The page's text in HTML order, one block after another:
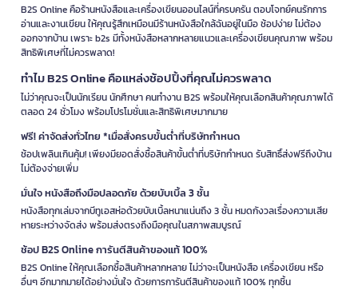
B2S Online คือร้านหนังสือและเครื่องเขียนออนไลน์ที่ครบครัน ตอบโจทย์คนรักการ
อ่านและงานเขียน ให้คุณรู้สึกเหมือนมีร้านหนังสือใกล้ฉันอยู่ในมือ ช้อปง่าย ไม่ต้อง
ออกจากบ้าน เพราะ b2s มีทั้งหนังสือหลากหลายแนวและเครื่องเขียนคุณภาพ พร้อม
สิทธิพิเศษที่ไม่ควรพลาด!
ทำไม B2S Online คือแหล่งช้อปปิ้งที่คุณไม่ควรพลาด
ไม่ว่าคุณจะเป็นนักเรียน นักศึกษา คนทำงาน B2S พร้อมให้คุณเลือกสินค้าคุณภาพได้
ตลอด 24 ชั่วโมง พร้อมโปรโมชั่นและสิทธิพิเศษมากมาย
ฟรี! ค่าจัดส่งทั่วไทย *เมื่อสั่งครบขั้นต่ำที่บริษัทกำหนด
ช้อปเพลินเกินคุ้ม! เพียงมียอดสั่งซื้อสินค้าขั้นต่ำที่บริษัทกำหนด รับสิทธิ์ส่งฟรีถึงบ้าน
ไม่ต้องจ่ายเพิ่ม
มั่นใจ หนังสือถึงมือปลอดภัย ด้วยบับเบิ้ล 3 ชั้น
หนังสือทุกเล่มจากบีทูเอสห่อด้วยบับเบิ้ลหนาแน่นถึง 3 ชั้น หมดกังวลเรื่องความเสีย
หายระหว่างจัดส่ง พร้อมส่งตรงถึงมือคุณในสภาพสมบูรณ์
ช้อป B2S Online การันตีสินค้าของแท้ 100%
B2S Online ให้คุณเลือกซื้อสินค้าหลากหลาย ไม่ว่าจะเป็นหนังสือ เครื่องเขียน หรือ
อื่นๆ อีกมากมายได้อย่างมั่นใจ ด้วยการการันตีสินค้าของแท้ 100% ทุกชิ้น